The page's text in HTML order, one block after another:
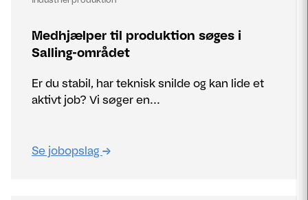
Medhjælper til produktion søges i
Salling-området
Er du stabil, har teknisk snilde og kan lide et
aktivt job? Vi søger en...
Se jobopslag